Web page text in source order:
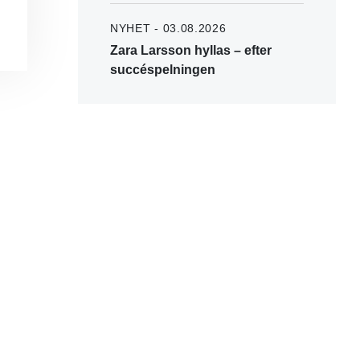
NYHET - 03.08.2026
Zara Larsson hyllas – efter
succéspelningen